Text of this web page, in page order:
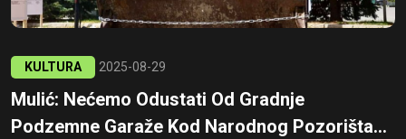
KULTURA 2025-08-29
Mulić: Nećemo Odustati Od Gradnje
Podzemne Garaže Kod Narodnog Pozorišta...